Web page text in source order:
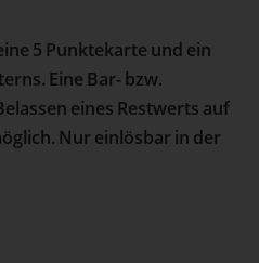
5 Punktekarte und ein
Eine Bar- bzw.
eines Restwerts auf
Nur einlösbar in der